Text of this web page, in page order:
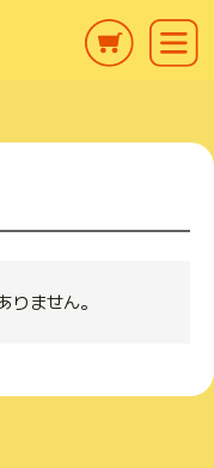
りません。